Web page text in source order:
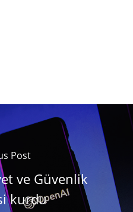
Post
ve Güvenlik
kurdu